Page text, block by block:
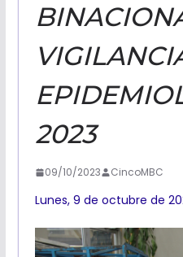
2023
09/10/2023 CincoMBC
Lunes, 9 de octubre de